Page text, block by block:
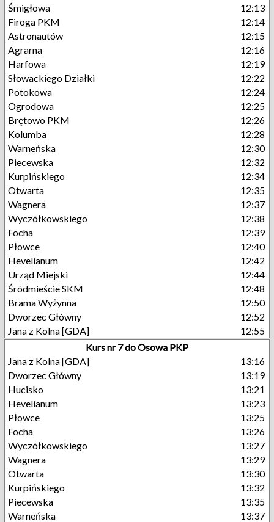
Śmigłowa
12:13
Firoga PKM
12:14
Astronautów
12:15
Agrarna
12:16
Harfowa
12:19
Słowackiego Działki
12:22
Potokowa
12:24
Ogrodowa
12:25
Brętowo PKM
12:26
Kolumba
12:28
Warneńska
12:30
Piecewska
12:32
Kurpińskiego
12:34
Otwarta
12:35
Wagnera
12:37
Wyczółkowskiego
12:38
Focha
12:39
Płowce
12:40
Hevelianum
12:42
Urząd Miejski
12:44
Śródmieście SKM
12:48
Brama Wyżynna
12:50
Dworzec Główny
12:52
Jana z Kolna [GDA]
12:55
Kurs nr 7 do Osowa PKP
Jana z Kolna [GDA]
13:16
Dworzec Główny
13:19
Hucisko
13:21
Hevelianum
13:23
Płowce
13:25
Focha
13:26
Wyczółkowskiego
13:27
Wagnera
13:29
Otwarta
13:30
Kurpińskiego
13:32
Piecewska
13:35
Warneńska
13:37